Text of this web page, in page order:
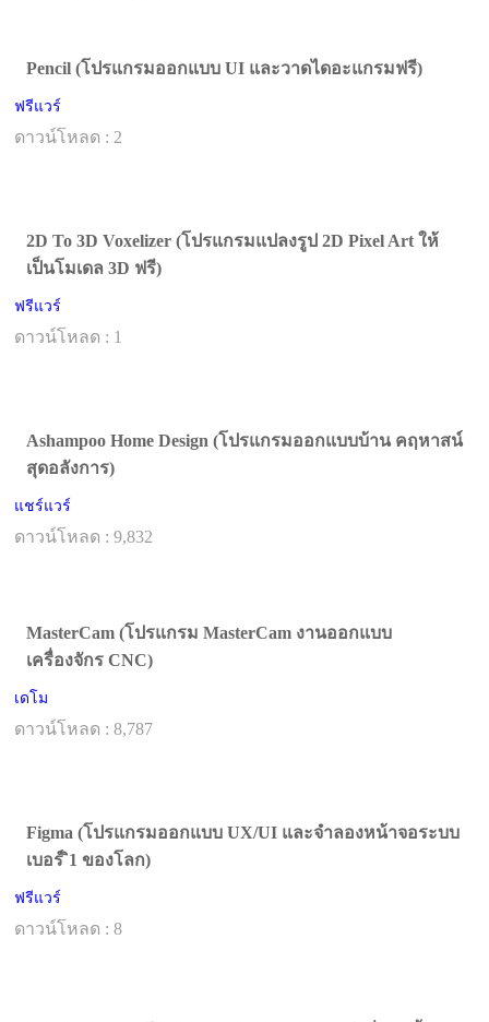
Pencil (โปรแกรมออกแบบ UI และวาดไดอะแกรมฟรี)
ฟรีแวร์
ดาวน์โหลด : 2
2D To 3D Voxelizer (โปรแกรมแปลงรูป 2D Pixel Art ให้
เป็นโมเดล 3D ฟรี)
ฟรีแวร์
ดาวน์โหลด : 1
Ashampoo Home Design (โปรแกรมออกแบบบ้าน คฤหาสน์
สุดอลังการ)
แชร์แวร์
ดาวน์โหลด : 9,832
MasterCam (โปรแกรม MasterCam งานออกแบบ
เครื่องจักร CNC)
เดโม
ดาวน์โหลด : 8,787
Figma (โปรแกรมออกแบบ UX/UI และจำลองหน้าจอระบบ
เบอร์ ิ1 ของโลก)
ฟรีแวร์
ดาวน์โหลด : 8